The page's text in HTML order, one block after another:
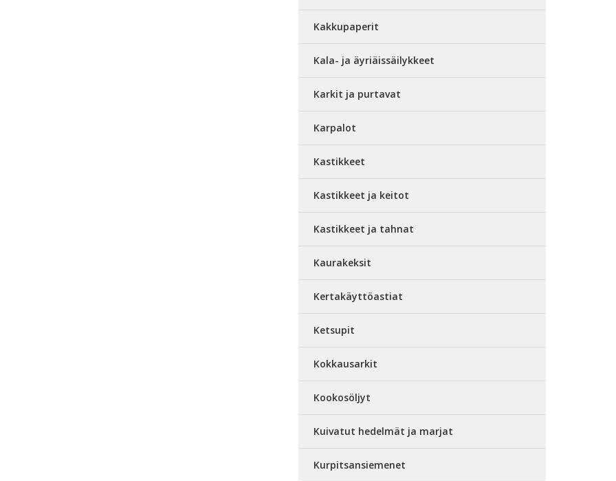
Kakkupaperit
Kala- ja äyriäissäilykkeet
Karkit ja purtavat
Karpalot
Kastikkeet
Kastikkeet ja keitot
Kastikkeet ja tahnat
Kaurakeksit
Kertakäyttöastiat
Ketsupit
Kokkausarkit
Kookosöljyt
Kuivatut hedelmät ja marjat
Kurpitsansiemenet